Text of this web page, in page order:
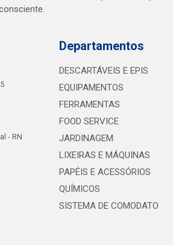
- RN
Departamentos
DESCARTÁVEIS E EPIS
EQUIPAMENTOS
FERRAMENTAS
FOOD SERVICE
JARDINAGEM
LIXEIRAS E MÁQUINAS
PAPÉIS E ACESSÓRIOS
QUÍMICOS
SISTEMA DE COMODATO